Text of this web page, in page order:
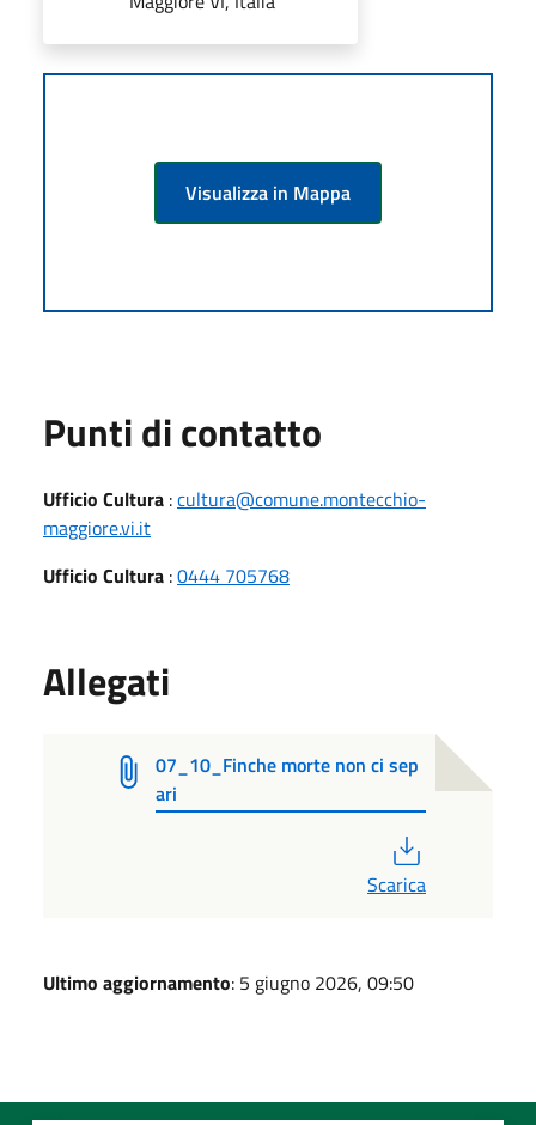
Visualizza in Mappa
Punti di contatto
Ufficio Cultura :cultura@comune.montecchio-
maggiore.vi.it
Ufficio Cultura :0444 705768
Allegati
07_10_Finche morte non ci sep
ari
Scarica
Ultimo aggiornamento: 5 giugno 2026, 09:50